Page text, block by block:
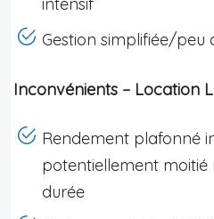
Gestion simplifiée/
Inconvénients – Location
Rendement plafonné
potentiellement moitié
durée